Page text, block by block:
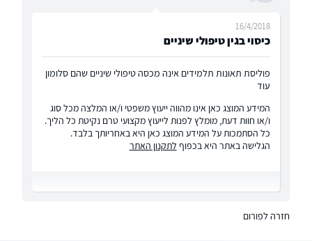
כיסוי בגין טיפולי שיניים
16/4/2018
פוליסת תאונות תלמידים אינה מכסה טיפולי שיניים שהם סלומון
עוד
המידע המוצג כאן אינו מהווה ייעוץ משפטי ו/או המלצה מכל סוג
ו/או חוות דעת, מומלץ לפנות לייעוץ מקצועי טרם נקיטת כל הליך.
כל הסתמכות על המידע המוצג כאן היא באחריותך בלבד.
הגלישה באתר היא בכפוף לתקנון האתר
חזרה לפורום